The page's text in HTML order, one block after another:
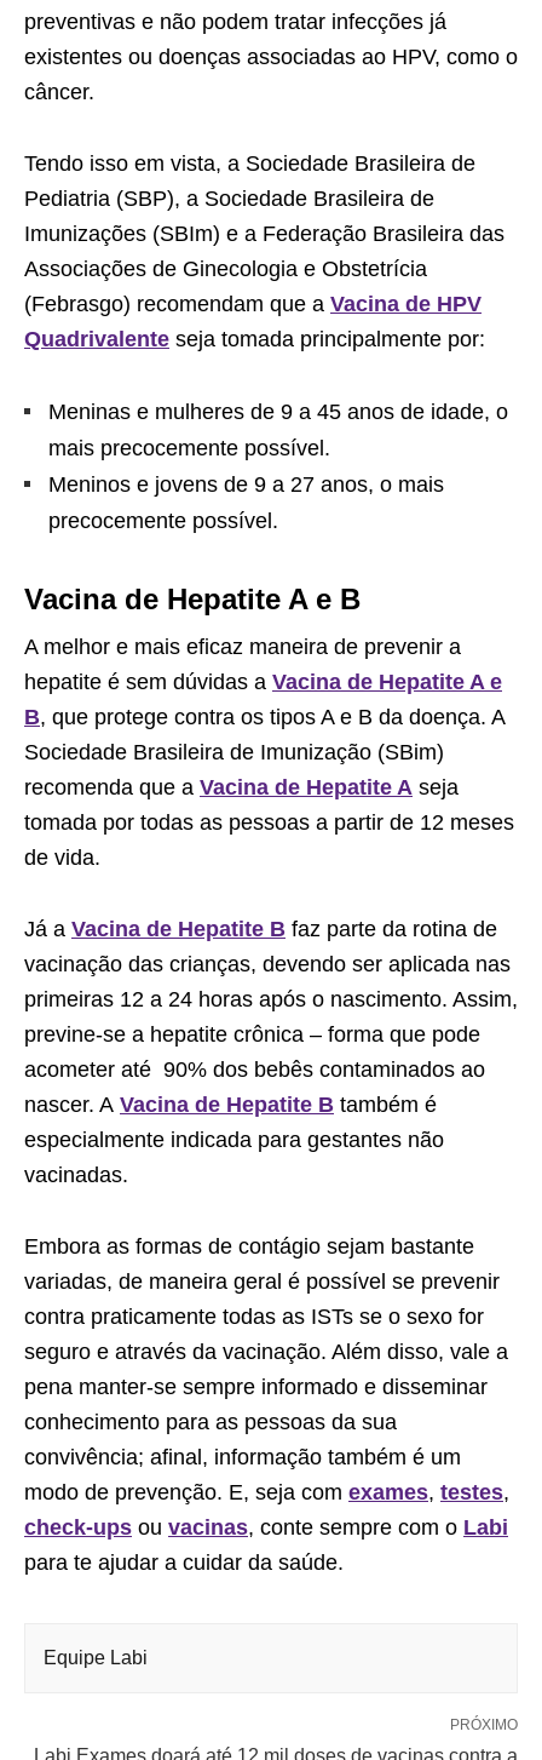
preventivas e não podem tratar infecções já
existentes ou doenças associadas ao HPV, como o
câncer.
Tendo isso em vista, a Sociedade Brasileira de
Pediatria (SBP), a Sociedade Brasileira de
Imunizações (SBIm) e a Federação Brasileira das
Associações de Ginecologia e Obstetrícia
(Febrasgo) recomendam que a Vacina de HPV
Quadrivalente seja tomada principalmente por:
Meninas e mulheres de 9 a 45 anos de idade, o
mais precocemente possível.
Meninos e jovens de 9 a 27 anos, o mais
precocemente possível.
Vacina de Hepatite A e B
A melhor e mais eficaz maneira de prevenir a
hepatite é sem dúvidas a Vacina de Hepatite A e
B, que protege contra os tipos A e B da doença. A
Sociedade Brasileira de Imunização (SBim)
recomenda que a Vacina de Hepatite A seja
tomada por todas as pessoas a partir de 12 meses
de vida.
Já a Vacina de Hepatite B faz parte da rotina de
vacinação das crianças, devendo ser aplicada nas
primeiras 12 a 24 horas após o nascimento. Assim,
previne-se a hepatite crônica – forma que pode
acometer até 90% dos bebês contaminados ao
nascer. A Vacina de Hepatite B também é
especialmente indicada para gestantes não
vacinadas.
Embora as formas de contágio sejam bastante
variadas, de maneira geral é possível se prevenir
contra praticamente todas as ISTs se o sexo for
seguro e através da vacinação. Além disso, vale a
pena manter-se sempre informado e disseminar
conhecimento para as pessoas da sua
convivência; afinal, informação também é um
modo de prevenção. E, seja com exames, testes,
check-ups ou vacinas, conte sempre com o Labi
para te ajudar a cuidar da saúde.
Equipe Labi
PRÓXIMO
Labi Exames doará até 12 mil doses de vacinas contra a